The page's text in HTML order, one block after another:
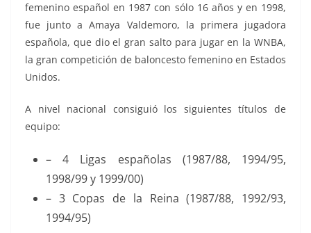
femenino español en 1987 con sólo 16 años y en 1998,
fue junto a Amaya Valdemoro, la primera jugadora
española, que dio el gran salto para jugar en la WNBA,
la gran competición de baloncesto femenino en Estados
Unidos.
A nivel nacional consiguió los siguientes títulos de
equipo:
– 4 Ligas españolas (1987/88, 1994/95,
1998/99 y 1999/00)
– 3 Copas de la Reina (1987/88, 1992/93,
1994/95)